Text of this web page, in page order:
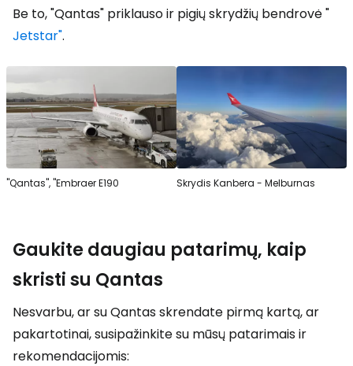
Be to, "Qantas" priklauso ir pigių skrydžių bendrovė "
Jetstar".
"Qantas", "Embraer E190 Skrydis Kanbera - Melburnas
Gaukite daugiau patarimų, kaip
skristi su Qantas
Nesvarbu, ar su Qantas skrendate pirmą kartą, ar
pakartotinai, susipažinkite su mūsų patarimais ir
rekomendacijomis: